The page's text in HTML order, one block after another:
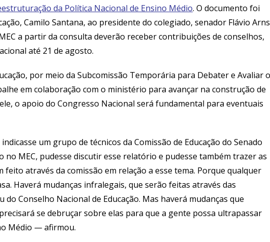
da Política Nacional de Ensino Médio. O documento foi
Camilo Santana, ao presidente do colegiado, senador Flávio Arns
a partir da consulta deverão receber contribuições de conselhos,
até 21 de agosto.
por meio da Subcomissão Temporária para Debater e Avaliar o
em colaboração com o ministério para avançar na construção de
o apoio do Congresso Nacional será fundamental para eventuais
um grupo de técnicos da Comissão de Educação do Senado
no MEC, pudesse discutir esse relatório e pudesse também trazer as
feito através da comissão em relação a esse tema. Porque qualquer
Haverá mudanças infralegais, que serão feitas através das
Conselho Nacional de Educação. Mas haverá mudanças que
se debruçar sobre elas para que a gente possa ultrapassar
Médio — afirmou.